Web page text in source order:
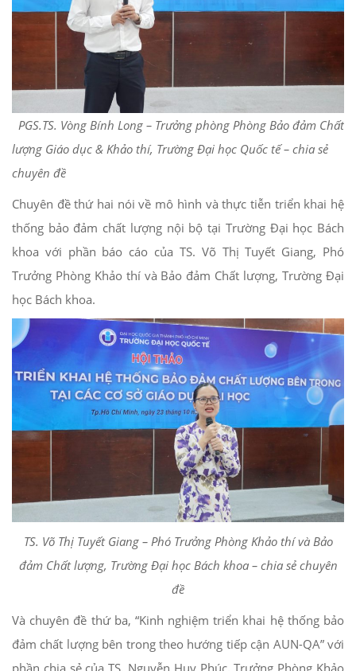
PGS.TS. Vòng Bính Long – Trưởng phòng Phòng Bảo đảm Chất
lượng Giáo dục & Khảo thí, Trường Đại học Quốc tế – chia sẻ
chuyên đề
Chuyên đề thứ hai nói về mô hình và thực tiễn triển khai hệ
thống bảo đảm chất lượng nội bộ tại Trường Đại học Bách
khoa với phần báo cáo của TS. Võ Thị Tuyết Giang, Phó
Trưởng Phòng Khảo thí và Bảo đảm Chất lượng, Trường Đại
học Bách khoa.
TS. Võ Thị Tuyết Giang – Phó Trưởng Phòng Khảo thí và Bảo
đảm Chất lượng, Trường Đại học Bách khoa – chia sẻ chuyên
đề
Và chuyên đề thứ ba, “Kinh nghiệm triển khai hệ thống bảo
đảm chất lượng bên trong theo hướng tiếp cận AUN-QA” với
phần chia sẻ của TS. Nguyễn Huy Phúc, Trưởng Phòng Khảo